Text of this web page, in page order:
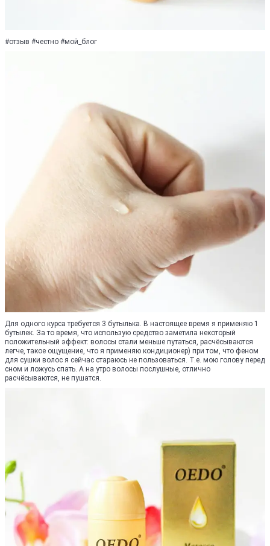
#отзыв #честно #мoй_блoг
Для одного курса требуется 3 бутылька. В настоящее время я применяю 1
бутылек. За то время, что использую средство заметила некоторый
положительный эффект: волосы стали меньше путаться, расчёсываются
легче, такое ощущение, что я применяю кондиционер) при том, что феном
для сушки волос я сейчас стараюсь не пользоваться. Т.е. мою голову перед
сном и ложусь спать. А на утро волосы послушные, отлично
расчёсываются, не пушатся.